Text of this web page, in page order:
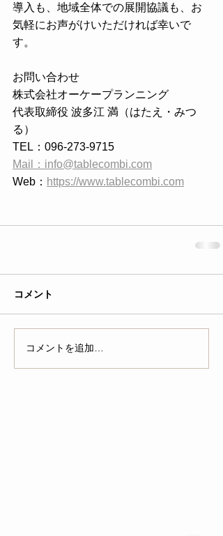
導入も、地域全体での展開協議も、お
気軽にお声がけいただければ幸いで
す。
お問い合わせ
株式会社オーケープランニング
代表取締役 波多江 満（はたえ・みつ
る）
TEL：096-273-9715
Mail：info@tablecombi.com
Web： https://www.tablecombi.com
コメント
コメントを追加…